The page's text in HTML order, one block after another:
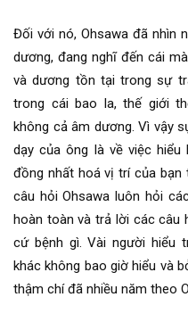
Đối với nó, Ohsawa đã nhìn
dương, đang nghĩ đến cái
và dương tồn tại trong sự
trong cái bao la, thế giới
không cả âm dương. Vì vậy
dạy của ông là về việc
đồng nhất hoá vị trí của
câu hỏi Ohsawa luôn hỏi
hoàn toàn và trả lời các câu
cứ bệnh gì. Vài người hiểu
khác không bao giờ hiểu và
thậm chí đã nhiều năm theo